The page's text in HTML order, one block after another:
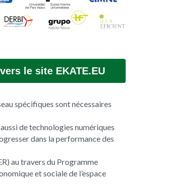
le site EKATE.EU
spécifiques sont nécessaires
de technologies numériques
dans la performance des
au travers du Programme
et sociale de l’espace